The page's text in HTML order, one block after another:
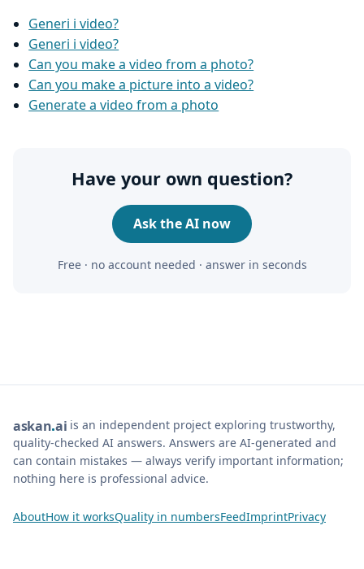
Generi i video?
Generi i video?
Can you make a video from a photo?
Can you make a picture into a video?
Generate a video from a photo
Have your own question?
Ask the AI now
Free · no account needed · answer in seconds
askan ai is an independent project exploring trustworthy,
quality-checked AI answers. Answers are AI-generated and
can contain mistakes — always verify important information;
nothing here is professional advice.
AboutHow it worksQuality in numbersFeedImprintPrivacy